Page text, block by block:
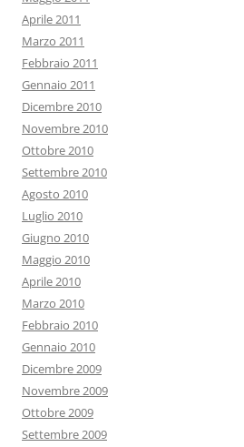
Aprile 2011
Marzo 2011
Febbraio 2011
Gennaio 2011
Dicembre 2010
Novembre 2010
Ottobre 2010
Settembre 2010
Agosto 2010
Luglio 2010
Giugno 2010
Maggio 2010
Aprile 2010
Marzo 2010
Febbraio 2010
Gennaio 2010
Dicembre 2009
Novembre 2009
Ottobre 2009
Settembre 2009